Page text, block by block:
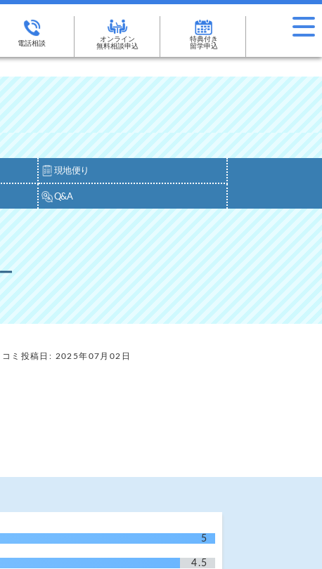
電話相談
オンライン
無料相談申込
特典付き
留学申込
現地便り
Q&A
コミ投稿日: 2025年07月02日
5
4.5